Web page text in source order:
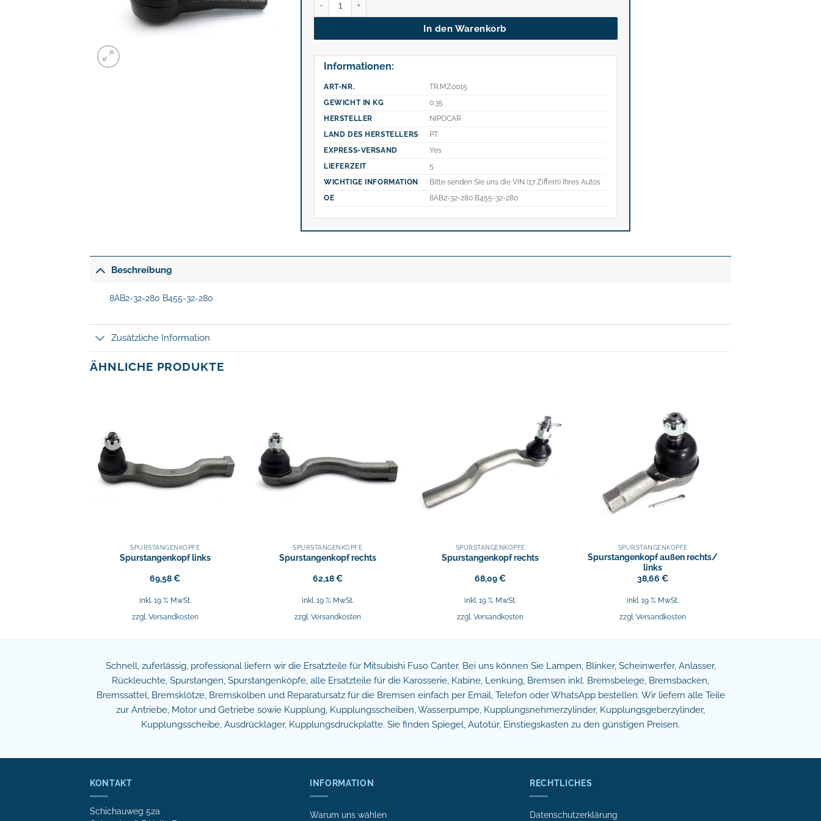
In den Warenkorb
Informationen:
ART-NR.
TR.MZ0015
GEWICHT IN KG
0.35
HERSTELLER
NIPOCAR
LAND DES HERSTELLERS
PT
EXPRESS-VERSAND
Yes
LIEFERZEIT
5
WICHTIGE INFORMATION
Bitte senden Sie uns die VIN (17 Ziffern) Ihres Autos
OE
8AB2-32-280 B455-32-280
Beschreibung
8AB2-32-280 B455-32-280
Zusätzliche Information
ÄHNLICHE PRODUKTE
SPURSTANGENKÖPFE
Spurstangenkopf links
69,58€
inkl. 19 % MwSt.
zzgl. Versandkosten
SPURSTANGENKÖPFE
Spurstangenkopf rechts
62,18€
inkl. 19 % MwSt.
zzgl. Versandkosten
SPURSTANGENKÖPFE
Spurstangenkopf rechts
68,09€
inkl. 19 % MwSt.
zzgl.Versandkosten
SPURSTANGENKÖPFE
Spurstangenkopf außen rechts/
links
38,66€
inkl. 19 % MwSt.
zzgl.Versandkosten
Schnell, zuferlässig, professional liefern wir die Ersatzteile für Mitsubishi Fuso Canter. Bei uns können Sie Lampen, Blinker, Scheinwerfer, Anlasser,
Rückleuchte, Spurstangen, Spurstangenköpfe, alle Ersatzteile für die Karosserie, Kabine, Lenkung, Bremsen inkl. Bremsbelege, Bremsbacken,
Bremssattel, Bremsklötze, Bremskolben und Reparatursatz für die Bremsen einfach per Email, Telefon oder WhatsApp bestellen. Wir liefern alle Teile
zur Antriebe, Motor und Getriebe sowie Kupplung, Kupplungsscheiben, Wasserpumpe, Kupplungsnehmerzylinder, Kupplungsgeberzylinder,
Kupplungsscheibe, Ausdrücklager, Kupplungsdruckplatte. Sie finden Spiegel, Autotür, Einstiegskasten zu den günstigen Preisen.
KONTAKT
Schichauweg 52a
INFORMATION
Warum uns wählen
RECHTLICHES
Datenschutzerklärung